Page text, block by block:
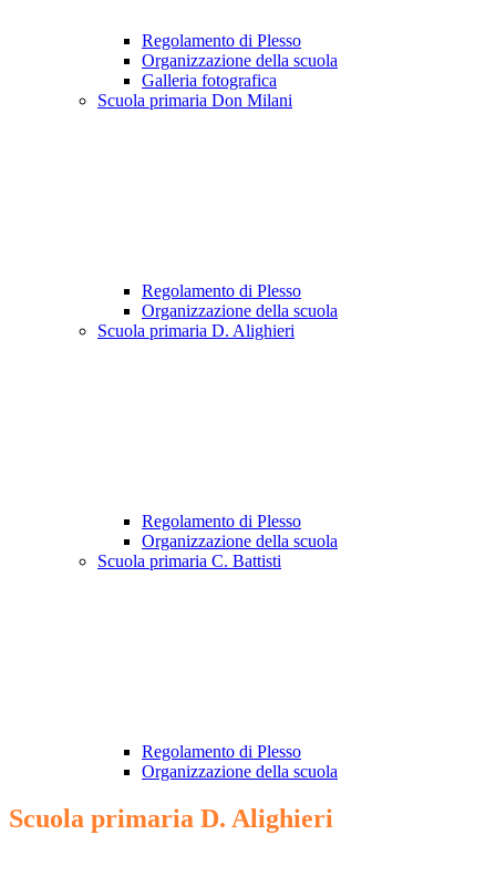
Regolamento di Plesso
Organizzazione della scuola
Galleria fotografica
Scuola primaria Don Milani
Regolamento di Plesso
Organizzazione della scuola
Scuola primaria D. Alighieri
Regolamento di Plesso
Organizzazione della scuola
Scuola primaria C. Battisti
Regolamento di Plesso
Organizzazione della scuola
Scuola primaria D. Alighieri